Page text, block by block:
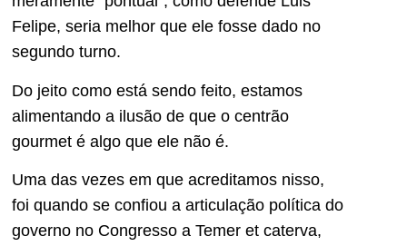
Felipe, seria melhor que ele fosse dado no
segundo turno.
Do jeito como está sendo feito, estamos
alimentando a ilusão de que o centrão
gourmet é algo que ele não é.
Uma das vezes em que acreditamos nisso,
foi quando se confiou a articulação política do
governo no Congresso a Temer et caterva,